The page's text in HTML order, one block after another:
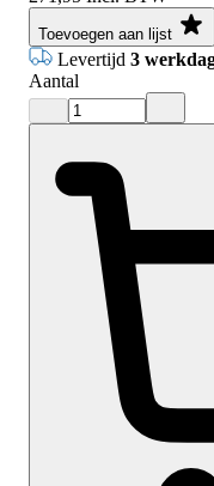
Toevoegen aan lijst
Levertijd 3
Aantal